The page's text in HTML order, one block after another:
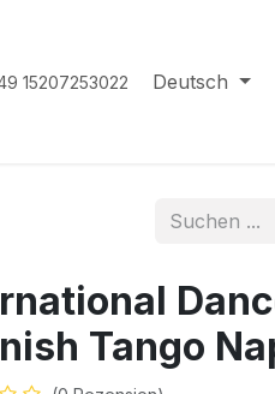
15207253022 Deutsch
Tango